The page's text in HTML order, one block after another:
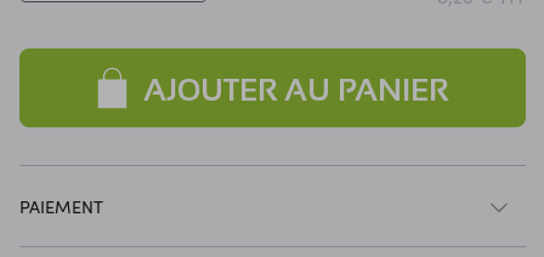
AJOUTER AU PANIER
PAIEMENT